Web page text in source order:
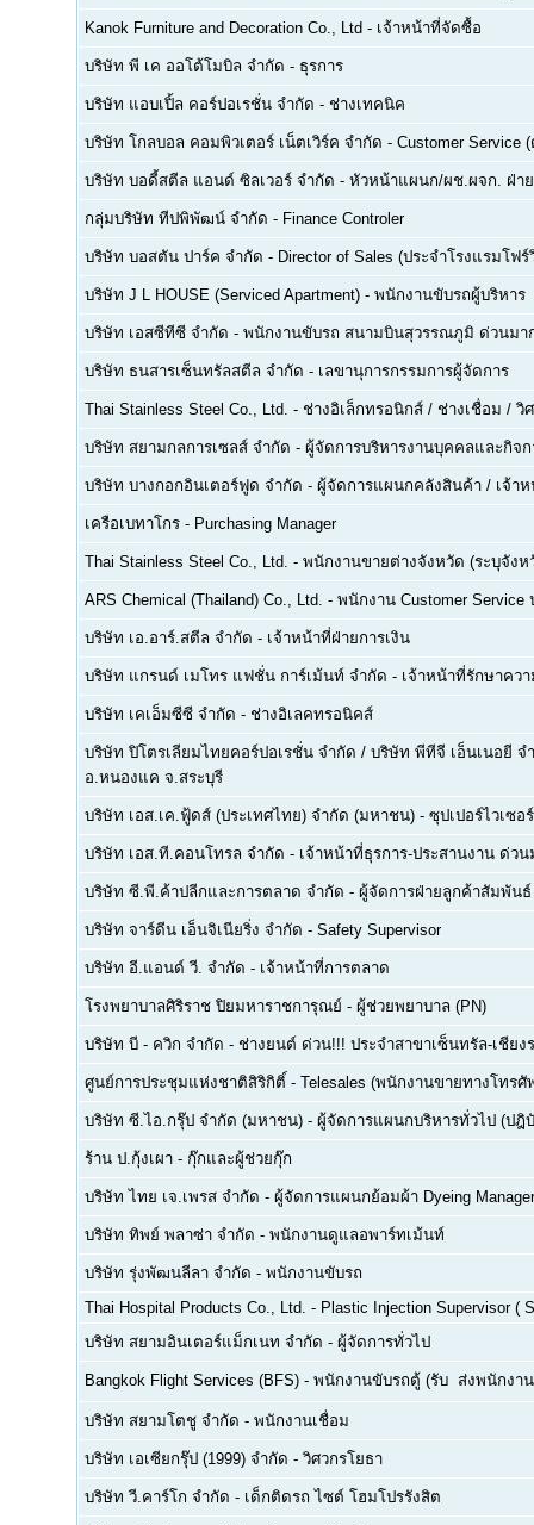
Kanok Furniture and Decoration Co., Ltd - เจ้าหน้าที่จัดซื้อ
บริษัท พี เค ออโต้โมบิล จำกัด - ธุรการ
บริษัท แอบเปิ้ล คอร์ปอเรชั่น จำกัด - ช่างเทคนิค
บริษัท โกลบอล คอมพิวเตอร์ เน็ตเวิร์ค จำกัด - Customer Service
บริษัท บอดี้สตีล แอนด์ ซิลเวอร์ จำกัด - หัวหน้าแผนก/ผช.ผจก. ฝ่า
กลุ่มบริษัท ทีปพิพัฒน์ จำกัด - Finance Controler
บริษัท บอสตัน ปาร์ค จำกัด - Director of Sales (ประจำโรงแรมโ
บริษัท J L HOUSE (Serviced Apartment) - พนักงานขับรถผู้บริหาร
บริษัท เอสซีทีซี จำกัด - พนักงานขับรถ สนามบินสุวรรณภูมิ ด่วนมา
บริษัท ธนสารเซ็นทรัลสตีล จำกัด - เลขานุการกรรมการผู้จัดการ
Thai Stainless Steel Co., Ltd. - ช่างอิเล็กทรอนิกส์ / ช่างเชื่อม / วิ
บริษัท สยามกลการเซลส์ จำกัด - ผู้จัดการบริหารงานบุคคลและกิจก
บริษัท บางกอกอินเตอร์ฟูด จำกัด - ผู้จัดการแผนกคลังสินค้า / เจ้า
เครือเบทาโกร - Purchasing Manager
Thai Stainless Steel Co., Ltd. - พนักงานขายต่างจังหวัด (ระบุจังห
ARS Chemical (Thailand) Co., Ltd. - พนักงาน Customer Service
บริษัท เอ.อาร์.สตีล จำกัด - เจ้าหน้าที่ฝ่ายการเงิน
บริษัท แกรนด์ เมโทร แฟชั่น การ์เม้นท์ จำกัด - เจ้าหน้าที่รักษาคว
บริษัท เคเอ็มซีซี จำกัด - ช่างอิเลคทรอนิคส์
บริษัท ปิโตรเลียมไทยคอร์ปอเรชั่น จำกัด / บริษัท พีทีจี เอ็นเนอยี จ
อ.หนองแค จ.สระบุรี
บริษัท เอส.เค.ฟู้ดส์ (ประเทศไทย) จำกัด (มหาชน) - ซุปเปอร์ไวเซ
บริษัท เอส.ที.คอนโทรล จำกัด - เจ้าหน้าที่ธุรการ-ประสานงาน ด่วน
บริษัท ซี.พี.ค้าปลีกและการตลาด จำกัด - ผู้จัดการฝ่ายลูกค้าสัมพันธ์
บริษัท จาร์ดีน เอ็นจิเนียริ่ง จำกัด - Safety Supervisor
บริษัท อี.แอนด์ วี. จำกัด - เจ้าหน้าที่การตลาด
โรงพยาบาลศิริราช ปิยมหาราชการุณย์ - ผู้ช่วยพยาบาล (PN)
บริษัท บี - ควิก จำกัด - ช่างยนต์ ด่วน!!! ประจำสาขาเซ็นทรัล-เชียง
ศูนย์การประชุมแห่งชาติสิริกิติ์ - Telesales (พนักงานขายทางโทร
บริษัท ซี.ไอ.กรุ๊ป จำกัด (มหาชน) - ผู้จัดการแผนกบริหารทั่วไป (ปฎิ
ร้าน ป.กุ้งเผา - กุ๊กและผู้ช่วยกุ๊ก
บริษัท ไทย เจ.เพรส จำกัด - ผู้จัดการแผนกย้อมผ้า Dyeing Manager
บริษัท ทิพย์ พลาซ่า จำกัด - พนักงานดูแลอพาร์ทเม้นท์
บริษัท รุ่งพัฒนลีลา จำกัด - พนักงานขับรถ
Thai Hospital Products Co., Ltd. - Plastic Injection Supervisor (
บริษัท สยามอินเตอร์แม็กเนท จำกัด - ผู้จัดการทั่วไป
Bangkok Flight Services (BFS) - พนักงานขับรถตู้ (รับ  ส่งพนักงา
บริษัท สยามโตชู จำกัด - พนักงานเชื่อม
บริษัท เอเซียกรุ๊ป (1999) จำกัด - วิศวกรโยธา
บริษัท วี.คาร์โก จำกัด - เด็กติดรถ ไซต์ โฮมโปรรังสิต